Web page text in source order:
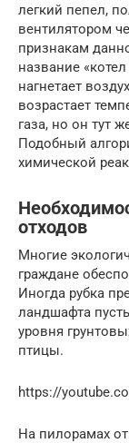
легкий пепел,
вентилятором
признакам
название
нагнетает
возрастает
газа, но он тут
Подобный
химической
отходов
Многие
граждане
Иногда рубка
ландшафта
уровня
птицы.
https://
На пилорамах